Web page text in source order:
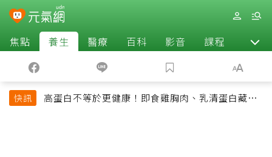
焦點 養生 醫療 百科 影音 課程 退休
快訊
高蛋白不等於更健康！即食雞胸肉、乳清蛋白藏陷